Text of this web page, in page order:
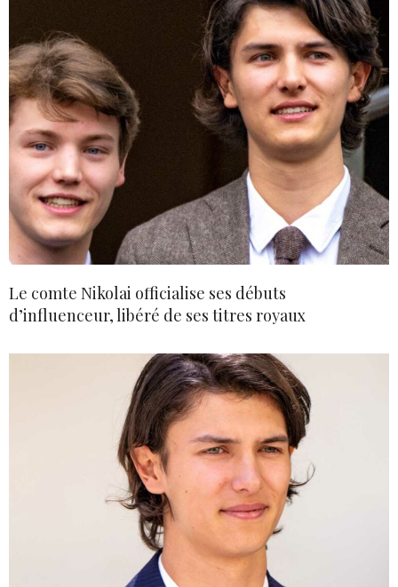
Le comte Nikolai officialise ses débuts
d’influenceur, libéré de ses titres royaux